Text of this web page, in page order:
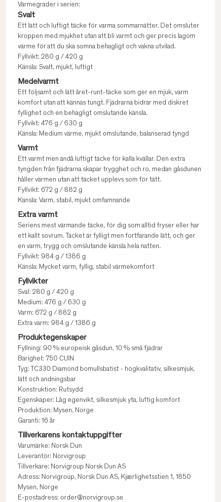
Värmegrader i serien:
Svalt
Ett lätt och luftigt täcke för varma sommarnätter. Det omsluter
kroppen med mjukhet utan att bli varmt och ger precis lagom
värme för att du ska somna behagligt och vakna utvilad.
Fyllvikt: 280 g / 420 g
Känsla: Svalt, mjukt, luftigt
Medelvarmt
Ett följsamt och lätt året-runt-täcke som ger en mjuk, varm
komfort utan att kännas tungt. Fjädrarna bidrar med diskret
fyllighet och en behagligt omslutande känsla.
Fyllvikt: 476 g / 630 g
Känsla: Medium värme, mjukt omslutande, balanserad tyngd
Varmt
Ett varmt men ändå luftigt täcke för kalla kvällar. Den extra
tyngden från fjädrarna skapar trygghet och ro, medan gåsdunen
håller värmen utan att täcket upplevs som för tätt.
Fyllvikt: 672 g / 882 g
Känsla: Varm, stabil, mjukt omfamnande
Extra varmt
Seriens mest värmande täcke, för dig som alltid fryser eller har
ett kallt sovrum. Täcket är fylligt men fortfarande lätt, och ger
en varm, trygg och omslutande känsla hela natten.
Fyllvikt: 984 g / 1386 g
Känsla: Mycket varm, fyllig, stabil värmekomfort
Fyllvikter
Sval: 280 g / 420 g
Medium: 476 g / 630 g
Varm: 672 g / 882 g
Extra varm: 984 g / 1386 g
Produktegenskaper
Fyllning: 90 % europeisk gåsdun, 10 % små fjädrar
Bärighet: 750 CUIN
Tyg: TC330 Diamond bomullsbatist - högkvalitativ, silkesmjuk,
lätt och andningsbar
Konstruktion: Rutsydd
Egenskaper: Låg egenvikt, silkesmjuk yta, luftig komfort
Produktion: Mysen, Norge
Garanti: 16 år
Tillverkarens kontaktuppgifter
Varumärke: Norsk Dun
Leverantör: Norvigroup
Tillverkare: Norvigroup Norsk Dun AS
Adress: Norvigroup, Norsk Dun AS, Kjærlighetsstien 1, 1850
Mysen, Norge
E-postadress: order@norvigroup.se